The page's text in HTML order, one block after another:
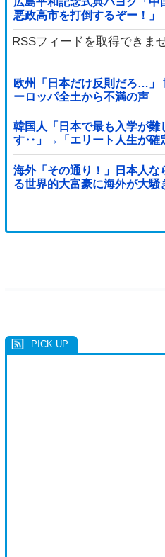
悪政高市を打倒するぞー！」
RSSフィードを取得できま
欧州「日本だけ反則だろ…」
ーロッパ全土から不満の声
韓国人「日本で最も入学が
す‥」→「エリート人生が確
海外「その通り！」日本人
る世界的大富豪に海外が大騒